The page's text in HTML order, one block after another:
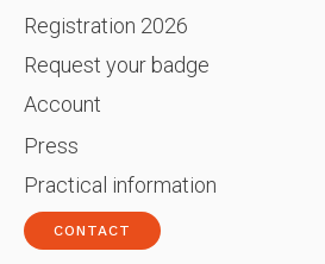
Registration 2026
Request your badge
Account
Press
Practical information
CONTACT